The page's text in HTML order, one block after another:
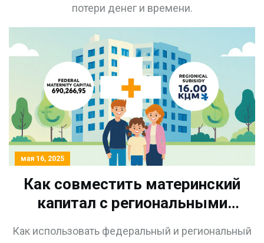
потери денег и времени.
мая 16, 2025
Как совместить материнский
капитал с региональными
субсидиями на жилье в 2025
Как использовать федеральный и региональный